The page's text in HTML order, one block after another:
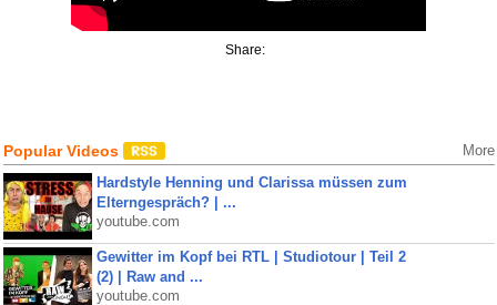
Share:
Popular Videos More
Hardstyle Henning und Clarissa müssen zum
Elterngespräch? | ...
youtube.com
Gewitter im Kopf bei RTL | Studiotour | Teil 2
(2) | Raw and ...
youtube.com